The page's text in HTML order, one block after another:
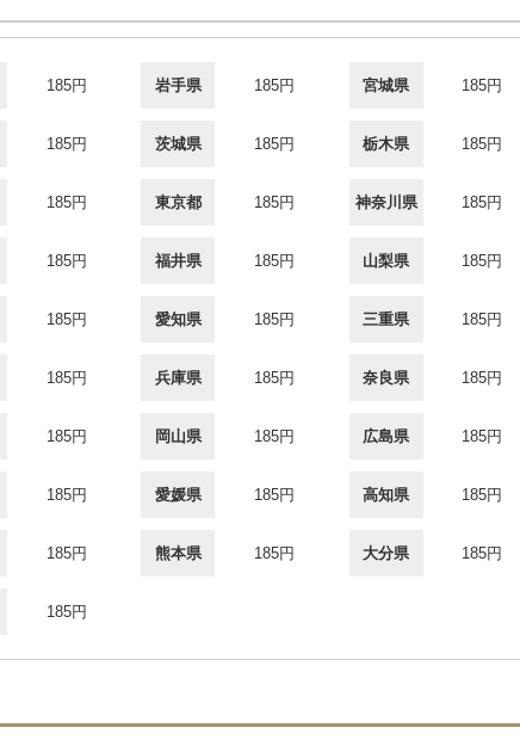
185円 岩手県 185円 宮城県 185円
185円 茨城県 185円 栃木県 185円
185円 東京都 185円 神奈川県 185円
185円 福井県 185円 山梨県 185円
185円 愛知県 185円 三重県 185円
185円 兵庫県 185円 奈良県 185円
185円 岡山県 185円 広島県 185円
185円 愛媛県 185円 高知県 185円
185円 熊本県 185円 大分県 185円
185円